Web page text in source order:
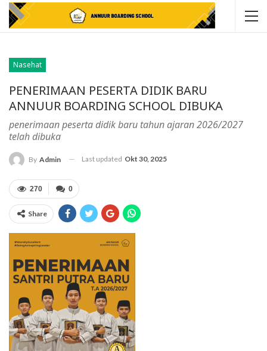
Nasehat
PENERIMAAN PESERTA DIDIK BARU
ANNUUR BOARDING SCHOOL DIBUKA
penerimaan peserta didik baru tahun ajaran 2026/2027
telah dibuka
By Admin Last updated Okt 30, 2025
0
270
Share